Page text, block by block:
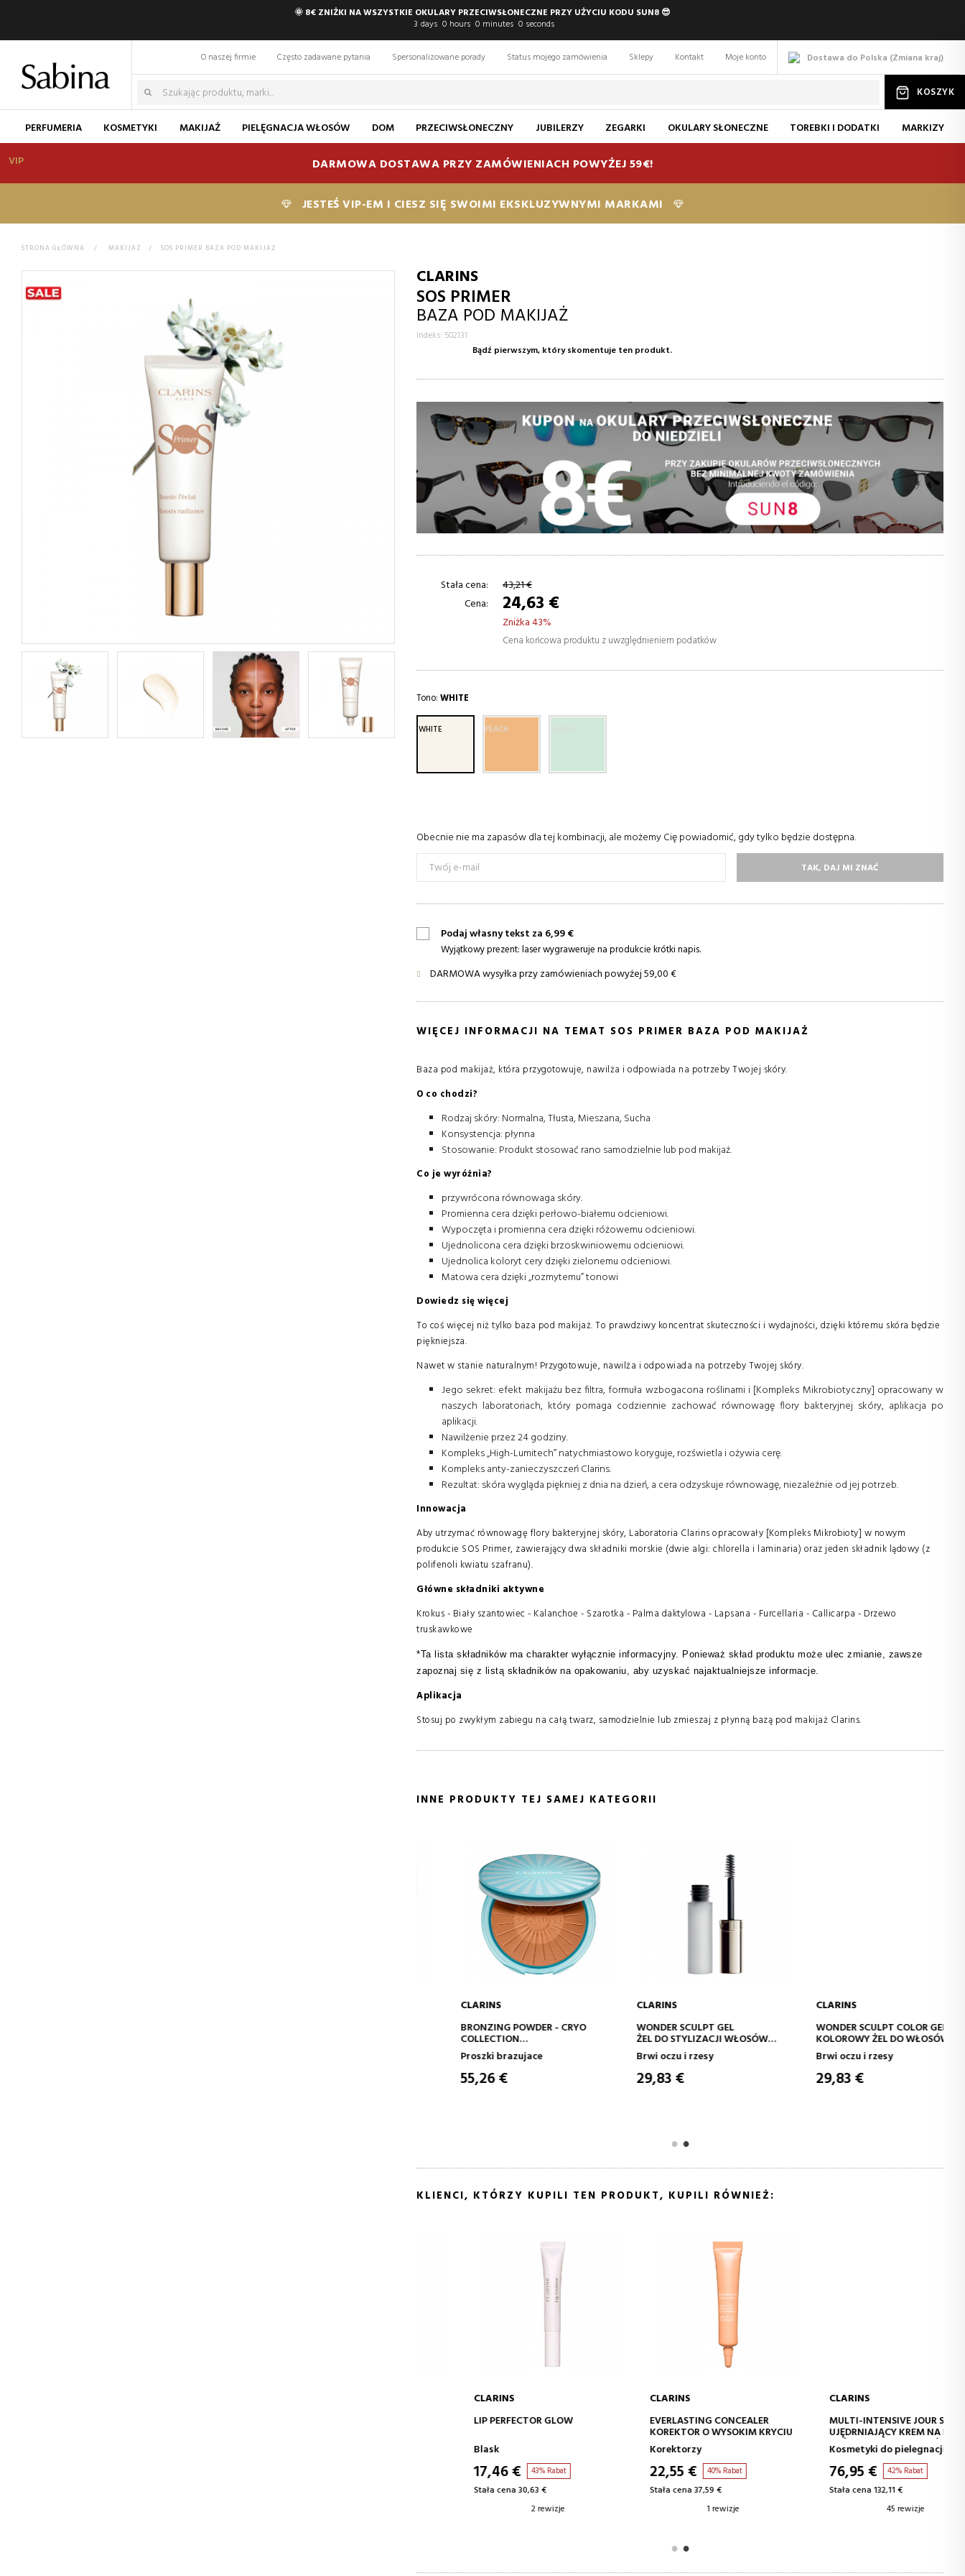
🌞 8€ ZNIŻKI NA WSZYSTKIE OKULARY PRZECIWSŁONECZNE PRZY UŻYCIU KODU SUN8 😎
3 days 0 hours 0 minutes 0 seconds
Dostawa do Polska (Zmiana kraj)
O naszej firmie Często zadawane pytania Spersonalizowane porady Status mojego zamówienia Sklepy Kontakt Moje konto
KOSZYK
PERFUMERIA KOSMETYKI MAKIJAŻ PIELĘGNACJA WŁOSÓW DOM PRZECIWSŁONECZNY JUBILERZY ZEGARKI OKULARY SŁONECZNE TOREBKI I DODATKI
MARKIZY
VIP
DARMOWA DOSTAWA PRZY ZAMÓWIENIACH POWYŻEJ 59€!
JESTEŚ VIP-EM I CIESZ SIĘ SWOIMI EKSKLUZYWNYMI MARKAMI
STRONA GŁÓWNA > MAKIJAZ > SOS PRIMER BAZA POD MAKIJAŻ
CLARINS
SOS PRIMER
BAZA POD MAKIJAŻ
Indeks: 502131
Bądź pierwszym, który skomentuje ten produkt.
Stała cena:
43,21 €
Cena:
24,63 €
Zniżka 43%
Cena końcowa produktu z uwzględnieniem podatków
Tono: WHITE
WHITE PEACH
Obecnie nie ma zapasów dla tej kombinacji, ale możemy Cię powiadomić, gdy tylko będzie dostępna.
TAK, DAJ MI ZNAĆ
Podaj własny tekst za 6,99 €
Wyjątkowy prezent: laser wygraweruje na produkcie krótki napis.
DARMOWA wysyłka przy zamówieniach powyżej 59,00 €
WIĘCEJ INFORMACJI NA TEMAT SOS PRIMER BAZA POD MAKIJAŻ
Baza pod makijaż, która przygotowuje, nawilża i odpowiada na potrzeby Twojej skóry.
O co chodzi?
Rodzaj skóry: Normalna, Tłusta, Mieszana, Sucha
Konsystencja: płynna
Stosowanie: Produkt stosować rano samodzielnie lub pod makijaż.
Co je wyróżnia?
przywrócona równowaga skóry.
Promienna cera dzięki perłowo-białemu odcieniowi.
Wypoczęta i promienna cera dzięki różowemu odcieniowi.
Ujednolicona cera dzięki brzoskwiniowemu odcieniowi.
Ujednolica koloryt cery dzięki zielonemu odcieniowi.
Matowa cera dzięki „rozmytemu” tonowi
Dowiedz się więcej
To coś więcej niż tylko baza pod makijaż. To prawdziwy koncentrat skuteczności i wydajności, dzięki któremu skóra będzie
piękniejsza.
Nawet w stanie naturalnym! Przygotowuje, nawilża i odpowiada na potrzeby Twojej skóry.
Jego sekret: efekt makijażu bez filtra, formuła wzbogacona roślinami i [Kompleks Mikrobiotyczny] opracowany w
naszych laboratoriach, który pomaga codziennie zachować równowagę flory bakteryjnej skóry, aplikacja po
aplikacji.
Nawilżenie przez 24 godziny.
Kompleks „High-Lumitech” natychmiastowo koryguje, rozświetla i ożywia cerę.
Kompleks anty-zanieczyszczeń Clarins.
Rezultat: skóra wygląda piękniej z dnia na dzień, a cera odzyskuje równowagę, niezależnie od jej potrzeb.
Innowacja
Aby utrzymać równowagę flory bakteryjnej skóry, Laboratoria Clarins opracowały [Kompleks Mikrobioty] w nowym
produkcie SOS Primer, zawierający dwa składniki morskie (dwie algi: chlorella i laminaria) oraz jeden składnik lądowy (z
polifenoli kwiatu szafranu).
Główne składniki aktywne
Krokus - Biały szantowiec - Kalanchoe - Szarotka - Palma daktylowa - Lapsana - Furcellaria - Callicarpa - Drzewo
truskawkowe
*Ta lista składników ma charakter wyłącznie informacyjny. Ponieważ skład produktu może ulec zmianie, zawsze
zapoznaj się z listą składników na opakowaniu, aby uzyskać najaktualniejsze informacje.
Aplikacja
Stosuj po zwykłym zabiegu na całą twarz, samodzielnie lub zmieszaj z płynną bazą pod makijaż Clarins.
INNE PRODUKTY TEJ SAMEJ KATEGORII
DODAJ DO KOSZYKA
CLARINS
BRONZING POWDER - CRYO
COLLECTION
PUDER BRĄZUJĄCY DLA EFEKTU
ZDROWEGO BLASKU
Proszki brazujace
55,26 €
DODAJ DO KOSZYKA
CLARINS
WONDER SCULPT GEL
ŻEL DO STYLIZACJI WŁOSÓW
Brwi oczu i rzesy
29,83 €
DODAJ DO KOSZYKA
CLARINS
WONDER SCULPT COLOR GEL
KOLOROWY ŻEL DO WŁOSÓW
Brwi oczu i rzesy
29,83 €
KLIENCI, KTÓRZY KUPILI TEN PRODUKT, KUPILI RÓWNIEŻ:
DODAJ DO KOSZYKA
LIP PERFECTOR GLOW
17,46 € 43% Rabat
Stała cena 30,63 €
DODAJ DO KOSZYKA
EVERLASTING CONCEALER
KOREKTOR O WYSOKIM KRYCIU
Korektorzy
40% Rabat
Stała cena 37,59 €
DODAJ DO KOSZYKA
MULTI-INTENSIVE JOUR SPF15
UJĘDRNIAJĄCY KREM NA DZIEŃ DO
KAŻDEGO RODZAJU SKÓRY
Kosmetyki do pielegnacji twarzy
76,95 € 42% Rabat
Stała cena 132,11 €